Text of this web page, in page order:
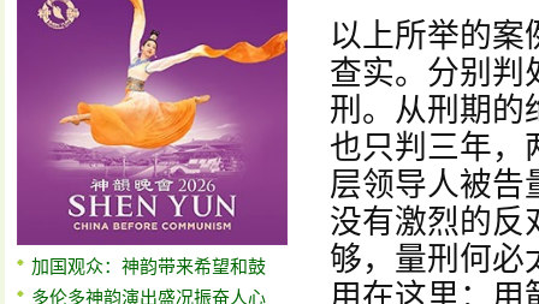
加国观众：神韵带来希望和鼓
多伦多神韵演出盛况振奋人心
以上所举的案
查实。分别判
刑。从刑期的
也只判三年，
层领导人被告
没有激烈的反
够，量刑何必
用在这里：用